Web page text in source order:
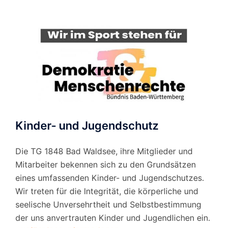
Kinder- und Jugendschutz
Die TG 1848 Bad Waldsee, ihre Mitglieder und
Mitarbeiter bekennen sich zu den Grundsätzen
eines umfassenden Kinder- und Jugendschutzes.
Wir treten für die Integrität, die körperliche und
seelische Unversehrtheit und Selbstbestimmung
der uns anvertrauten Kinder und Jugendlichen ein.